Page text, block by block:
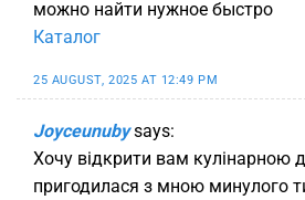
можно найти нужное быстро
Каталог
25 AUGUST, 2025 AT 12:49 PM
Joyceunuby says:
Хочу відкрити вам кулінарною
пригодилася з мною минулого